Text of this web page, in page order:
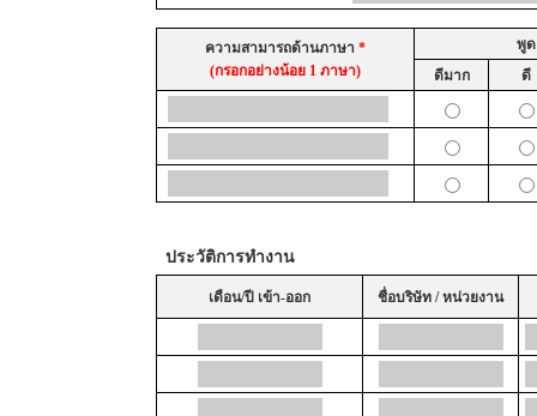
ความสามารถด้านภาษา *
(กรอกอย่างน้อย 1 ภาษา)
พูด
ดีมาก
ดี
ประวัติการทำงาน
เดือน/ปี เข้า-ออก ชื่อบริษัท / หน่วยงาน